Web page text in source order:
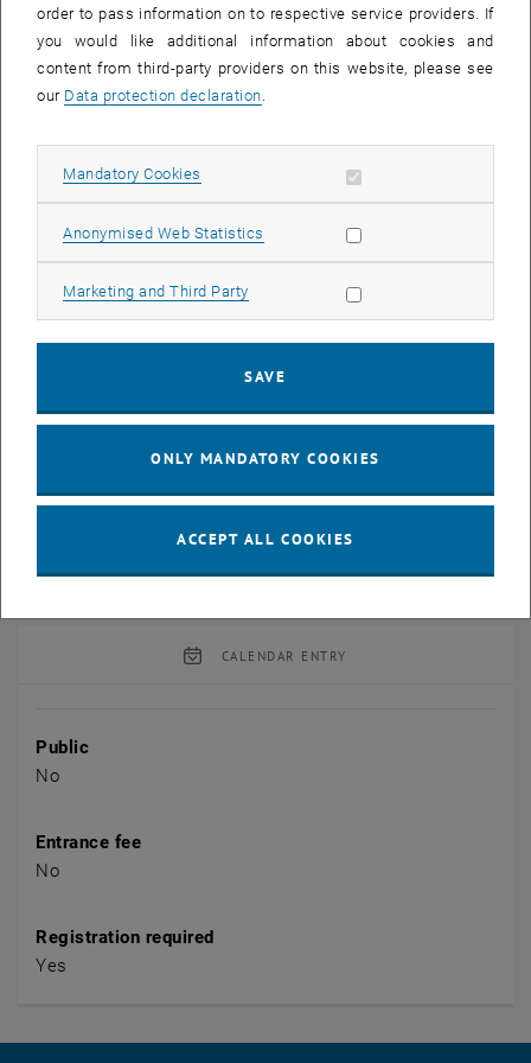
List subpages of
Support entlang der unterschiedlichen Entwicklungsstadien des
Forschungsprojektes vor.
Vortragende:
Transfersupport (FTS)
Mag. Sara Alkan, Teamlead Cosulting, Austin, Pock and Partners
Mag. Dr. Elisabeth Schludermann, Bereichsleitung Förderberatung
und Wirtschaftskooperationen, FTS
Mag. Dr. Eva Bartlmä, Bereichsleitung FE-Verträge und
Beschaffungen, FTS
DI Dr. Tanja Sovic-Gasser, Bereichsleitung Patent- und
Wir freuen uns auf Ihr Kommen und auf anregende Gespräche beim
www.tuwien.ac.at/index.php;bis spätestens
CALENDAR ENTRY
Public
No
Entrance fee
No
Registration required
Yes
order to pass information on to respective service providers. If
you would like additional information about cookies and
content from third-party providers on this website, please see
our Data protection declaration
Mandatory Cookies Allow mandatory cookies
Anonymised Web Statistics Allow statistic cookies
Marketing and Third Party Allow marketing cookies
SAVE
ONLY MANDATORY COOKIES
ACCEPT ALL COOKIES